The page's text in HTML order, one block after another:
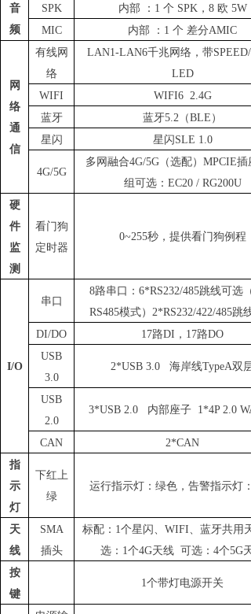
音
频
SPK 内部 ： 1 个 SPK，8 欧 5W
MIC
内部 ： 1 个 差分AMIC
网
络
通
信
有线网
络
LAN1-LAN6千兆网络，带SPEED/
LED
WIFI
WIFI6 2.4G
蓝牙
蓝牙5.2（BLE）
星闪
星闪 SLE 1.0
4G/5G
多网融合4G/5G（选配）MPCIE
组可选：EC20 / RG200U
硬
件
监
测
看门狗
定时器
0~255秒，提供看门狗例程
I/O
串口
8路串口：6*RS232/485跳线可选
RS485模式）2*RS232/422/485跳
DI/DO
17路DI ，17路DO
USB
3.0
2*USB 3.0 海岸线TypeA双层
USB
2.0
3*USB 2.0 内部座子 1*4P 2.0
CAN
2*CAN
指
示
灯
下红上
绿
运行指示灯：绿色，告警指示灯：
天
线
SMA
插头
标配： 1个星闪、WIFI、蓝牙共用
选：1个4G天线 可选：4个5G天
按
键
1个带灯电源开关